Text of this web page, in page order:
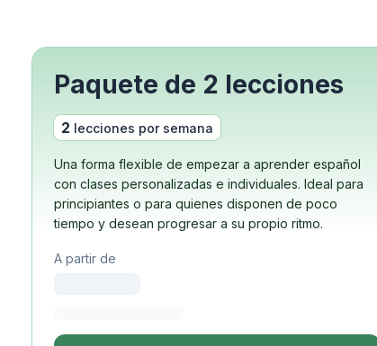
Programa 50+
Preparación para
Preparación para
Curso intensivo en
Curso intensivo y
Cursos de larga
Paquete de 2 lecciones
2 lecciones por semana
Una forma flexible de empezar a aprender español
con clases personalizadas e individuales. Ideal para
principiantes o para quienes disponen de poco
tiempo y desean progresar a su propio ritmo.
A partir de